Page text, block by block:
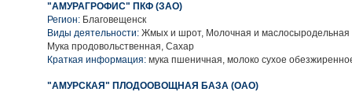
"АМУРАГРОФИС" ПКФ (ЗАО)
Регион: Благовещенск
Виды деятельности: Жмых и шрот, Молочная и маслосыродельная
Мука продовольственная, Сахар
Краткая информация: мука пшеничная, молоко сухое
"АМУРСКАЯ" ПЛОДООВОЩНАЯ БАЗА (ОАО)